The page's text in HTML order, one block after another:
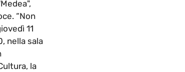
“Non
11
nella sala
la